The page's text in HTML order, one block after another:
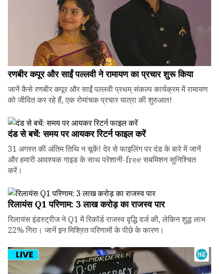
रणबीर कपूर और साईं पल्लवी ने रामायण का प्रचार शुरू किया
जानें कैसे रणबीर कपूर और साईं पल्लवी प्रथम् संकल्प कार्यक्रम में रामायण
को जीवित कर रहे हैं, एक रोमांचक प्रचार यात्रा की शुरुआत!
दंड से बचें: समय पर आयकर रिटर्न फाइल करें
31 अगस्त की अंतिम तिथि न चूकें! देर से फाइलिंग पर दंड के बारे में जानें
और हमारी आवश्यक गाइड के साथ परेशानी-free सबमिशन सुनिश्चित
करें।
रिलायंस Q1 परिणाम: ₹3 लाख करोड़ का राजस्व पार
रिलायंस इंडस्ट्रीज ने Q1 में रिकॉर्ड राजस्व वृद्धि दर्ज की, लेकिन शुद्ध लाभ
22% गिरा। जानें इन मिश्रित परिणामों के पीछे के कारण।